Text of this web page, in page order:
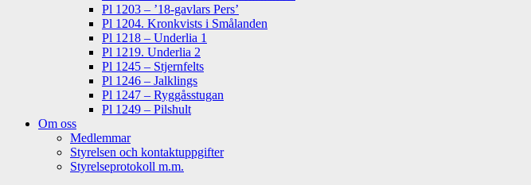
Pl 1203 – ’18-gavlars Pers’
Pl 1204. Kronkvists i Smålanden
Pl 1218 – Underlia 1
Pl 1219. Underlia 2
Pl 1245 – Stjernfelts
Pl 1246 – Jalklings
Pl 1247 – Ryggåsstugan
Pl 1249 – Pilshult
Om oss
Medlemmar
Styrelsen och kontaktuppgifter
Styrelseprotokoll m.m.